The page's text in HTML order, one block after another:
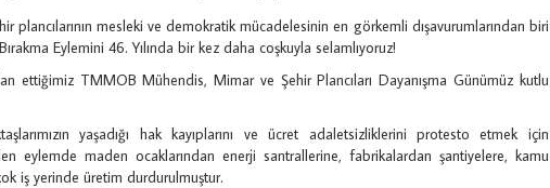
plancılarının mesleki ve demokratik mücadelesinin en görkemli dışavurumlarından biri
Eylemini 46. Yılında bir kez daha coşkuyla selamlıyoruz!
ettiğimiz TMMOB Mühendis, Mimar ve Şehir Plancıları Dayanışma Günümüz kutlu
yaşadığı hak kayıplarını ve ücret adaletsizliklerini protesto etmek için
eylemde maden ocaklarından enerji santrallerine, fabrikalardan şantiyelere, kamu
iş yerinde üretim durdurulmuştur.